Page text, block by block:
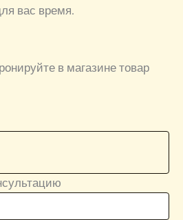
вас время.
в магазине товар